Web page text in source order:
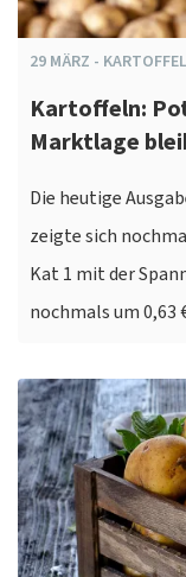
29 MÄRZ -
Kartoffeln:
Marktlage
Die heutige
zeigte sich
Kat 1 mit der
nochmals um 0,63